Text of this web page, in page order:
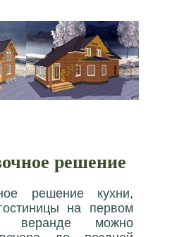
решение
решение кухни,
на первом
веранде можно